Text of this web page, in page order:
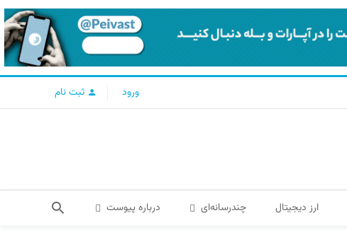
ورود ثبت نام
ارز دیجیتال چندرسانه‌ای درباره پیوست